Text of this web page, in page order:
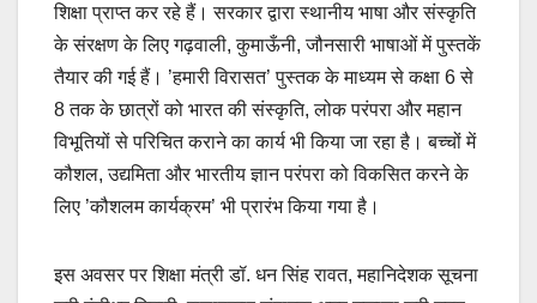
शिक्षा प्राप्त कर रहे हैं। सरकार द्वारा स्थानीय भाषा और संस्कृति
के संरक्षण के लिए गढ़वाली, कुमाऊँनी, जौनसारी भाषाओं में पुस्तकें
तैयार की गई हैं। ’हमारी विरासत’ पुस्तक के माध्यम से कक्षा 6 से
8 तक के छात्रों को भारत की संस्कृति, लोक परंपरा और महान
विभूतियों से परिचित कराने का कार्य भी किया जा रहा है। बच्चों में
कौशल, उद्यमिता और भारतीय ज्ञान परंपरा को विकसित करने के
लिए ’कौशलम कार्यक्रम’ भी प्रारंभ किया गया है।
इस अवसर पर शिक्षा मंत्री डॉ. धन सिंह रावत, महानिदेशक सूचना